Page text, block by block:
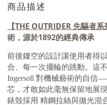
商品描述
【THE OUTRIDER 先驅者系
術，源於1892的經典傳承
前後鏤空的設計讓使用者得
合、每一次擺輪的跳動。 這
Ingersoll 對機械藝術的自信
芯，才敢如此毫無保留地展現
錶殼採用 精鋼拉絲與拋光混